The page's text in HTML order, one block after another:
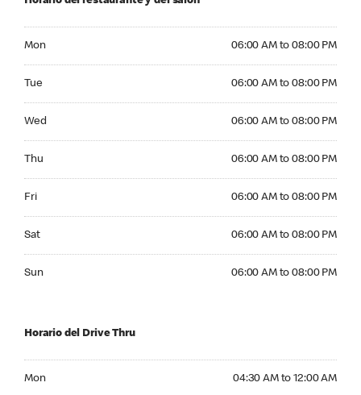
Mon 06:00 AM to 08:00 PM
Tue 06:00 AM to 08:00 PM
Wed 06:00 AM to 08:00 PM
Thu 06:00 AM to 08:00 PM
Fri 06:00 AM to 08:00 PM
Sat 06:00 AM to 08:00 PM
Sun 06:00 AM to 08:00 PM
Horario del Drive Thru
Mon 04:30 AM to 12:00 AM